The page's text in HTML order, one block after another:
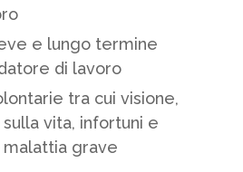
e lungo termine
di lavoro
tra cui visione,
vita, infortuni e
malattia grave